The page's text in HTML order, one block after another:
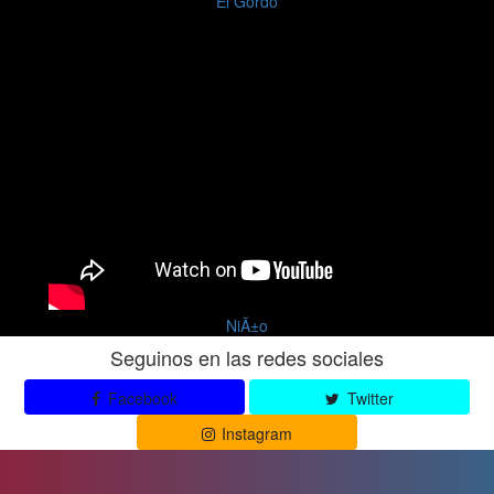
NiÃ±o
Seguinos en las redes sociales
Facebook
Twitter
Instagram